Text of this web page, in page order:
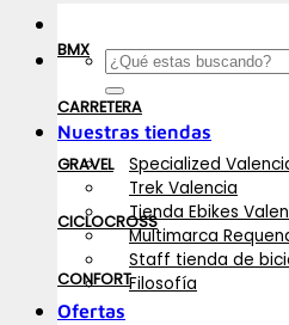
Buscar
por:
Nuestras tiendas
Specialized
Trek Valencia
Tienda Ebikes
Multimarca
Staff tienda de
Filosofía
Ofertas
BMX
CARRETERA
GRAVEL
CICLOCROSS
CONFORT